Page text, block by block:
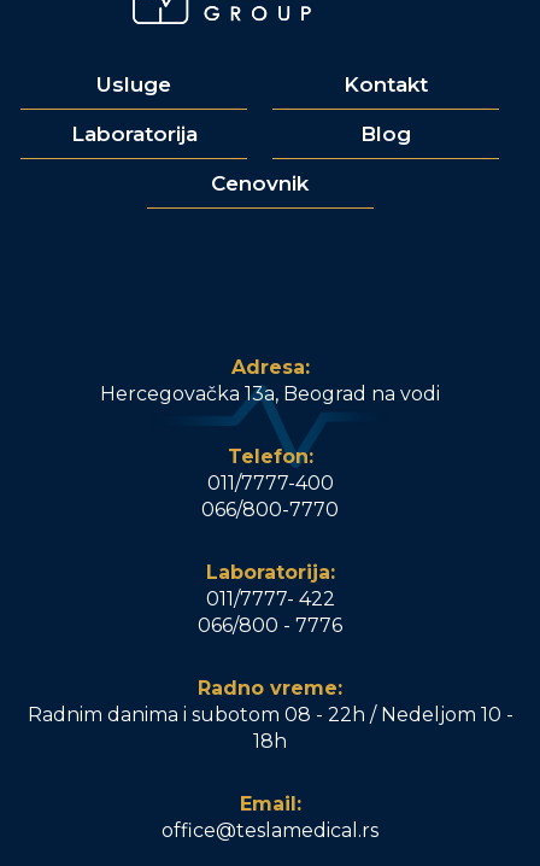
Usluge Kontakt
Laboratorija Blog
Cenovnik
Adresa:
Hercegovačka 13a, Beograd na vodi
Telefon:
011/7777-400
066/800-7770
Laboratorija:
011/7777- 422
066/800 - 7776
Radno vreme:
Radnim danima i subotom 08 - 22h / Nedeljom 10 -
18h
Email:
office@teslamedical.rs